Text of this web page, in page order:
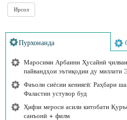
Пурхонанда
Маросими Арбаини Ҳусайнӣ
пайвандҳои эътиқодии ду миллати
Фаъоли сиёсии кениягӣ: Раҳбари
Фаластин устувор буд
Ҳифзи мероси асили китобати
санъонӣ + филм